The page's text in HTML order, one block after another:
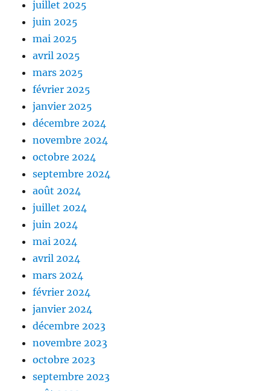
juillet 2025
juin 2025
mai 2025
avril 2025
mars 2025
février 2025
janvier 2025
décembre 2024
novembre 2024
octobre 2024
septembre 2024
août 2024
juillet 2024
juin 2024
mai 2024
avril 2024
mars 2024
février 2024
janvier 2024
décembre 2023
novembre 2023
octobre 2023
septembre 2023